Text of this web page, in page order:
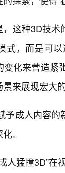
，这种3D技
式，而是可
变化来营造紧
来展现宏大的
予成人内容
。
人猛撞3D”